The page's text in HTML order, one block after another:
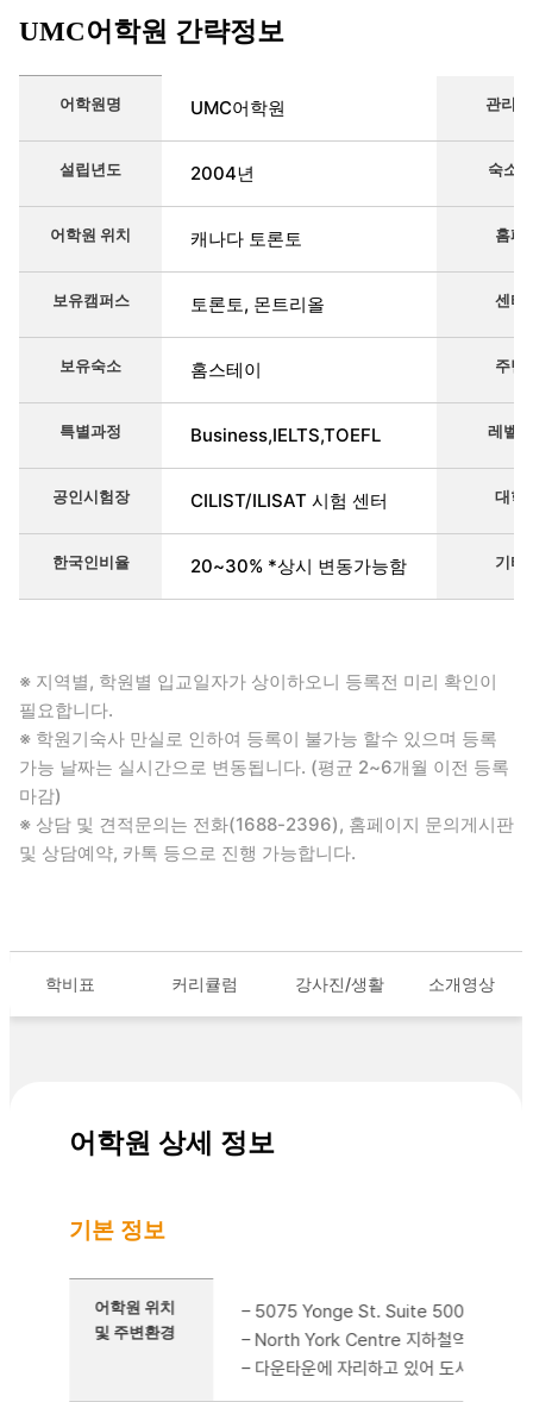
UMC어학원 간략정보
어학원명 UMC어학원 관리
설립년도 2004년 숙소
어학원 위치 캐나다 토론토 홈페
보유캠퍼스 토론토, 몬트리올 센터
보유숙소 홈스테이 주변
특별과정 Business,IELTS,TOEFL 레벨
공인시험장 CILIST/ILISAT 시험 센터 대학
한국인비율 20~30% *상시 변동가능함 기타
※ 지역별, 학원별 입교일자가 상이하오니 등록전 미리 확인이
필요합니다.
※ 학원기숙사 만실로 인하여 등록이 불가능 할수 있으며 등록
가능 날짜는 실시간으로 변동됩니다. (평균 2~6개월 이전 등록
마감)
※ 상담 및 견적문의는 전화(1688-2396), 홈페이지 문의게시판
및 상담예약, 카톡 등으로 진행 가능합니다.
학비표 커리큘럼 강사진/생활 소개영상
어학원 상세 정보
기본 정보
어학원 위치
및 주변환경
– 5075 Yonge St. Suite 500(5th
– North York Centre 지하철역 바로 근
– 다운타운에 자리하고 있어 도서관, 극